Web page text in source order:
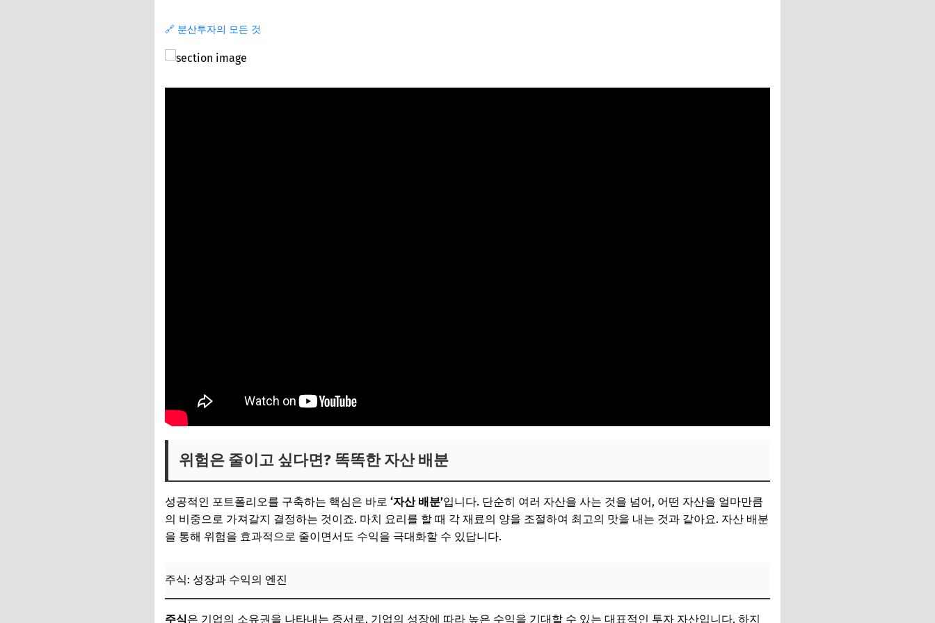
🔗 분산투자의 모든 것
위험은 줄이고 싶다면? 똑똑한 자산 배분
성공적인 포트폴리오를 구축하는 핵심은 바로 ‘자산 배분’입니다. 단순히 여러 자산을 사는 것을 넘어, 어떤 자산을 얼마만큼
의 비중으로 가져갈지 결정하는 것이죠. 마치 요리를 할 때 각 재료의 양을 조절하여 최고의 맛을 내는 것과 같아요. 자산 배분
을 통해 위험을 효과적으로 줄이면서도 수익을 극대화할 수 있답니다.
주식: 성장과 수익의 엔진
주식은 기업의 소유권을 나타내는 증서로, 기업의 성장에 따라 높은 수익을 기대할 수 있는 대표적인 투자 자산입니다. 하지